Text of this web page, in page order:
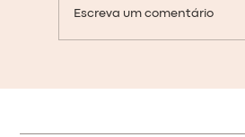
Escreva um comentário